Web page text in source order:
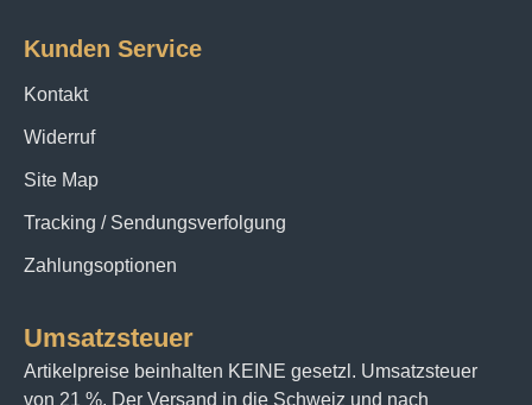
Kunden Service
Kontakt
Widerruf
Site Map
Tracking / Sendungsverfolgung
Zahlungsoptionen
Umsatzsteuer
Artikelpreise beinhalten KEINE gesetzl. Umsatzsteuer
von 21 %. Der Versand in die Schweiz und nach